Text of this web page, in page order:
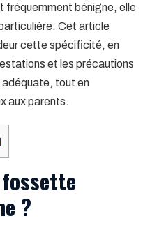
fréquemment bénigne, elle
Cet article
cette spécificité, en
et les précautions
adéquate, tout en
aux parents.
fossette
?